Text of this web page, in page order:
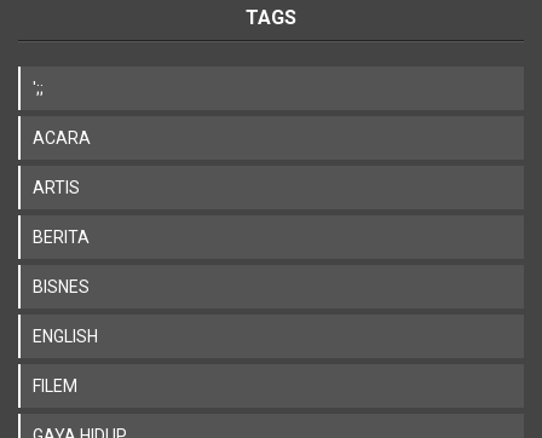
TAGS
';;
ACARA
ARTIS
BERITA
BISNES
ENGLISH
FILEM